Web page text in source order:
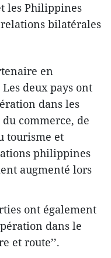
les Philippines
bilatérales
en
deux pays ont
dans les
commerce, de
tourisme et
philippines
augmenté lors
ont également
dans le
et route’’.